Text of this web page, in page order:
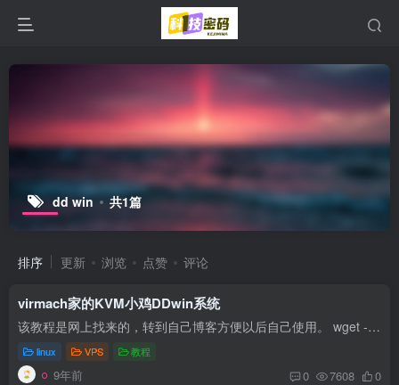
dd win 共1篇
排序 更新 浏览 点赞 评论
virmach家的KVM小鸡DDwin系统
该教程是网上找来的，转到自己博客方便以后自己使用。 wget -O- 'http://down.80host.com/iso/dd/win2k3-7gb.gz' | gunzip | dd of=/dev/vda DD包备用地址：http://a.93.pm/win/win2k3-7gb.gz ...
linux VPS 教程
9年前 0 7608 0